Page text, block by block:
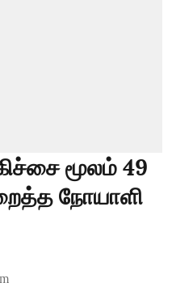
மூலம் 49
நோயாளி